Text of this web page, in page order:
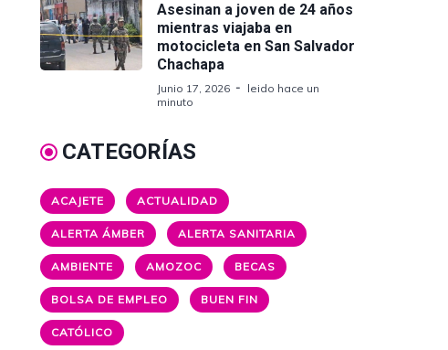
Asesinan a joven de 24 años
mientras viajaba en
motocicleta en San Salvador
Chachapa
Junio 17, 2026
leido hace un
minuto
CATEGORÍAS
ACAJETE ACTUALIDAD
ALERTA ÁMBER ALERTA SANITARIA
AMBIENTE AMOZOC BECAS
BOLSA DE EMPLEO BUEN FIN
CATÓLICO